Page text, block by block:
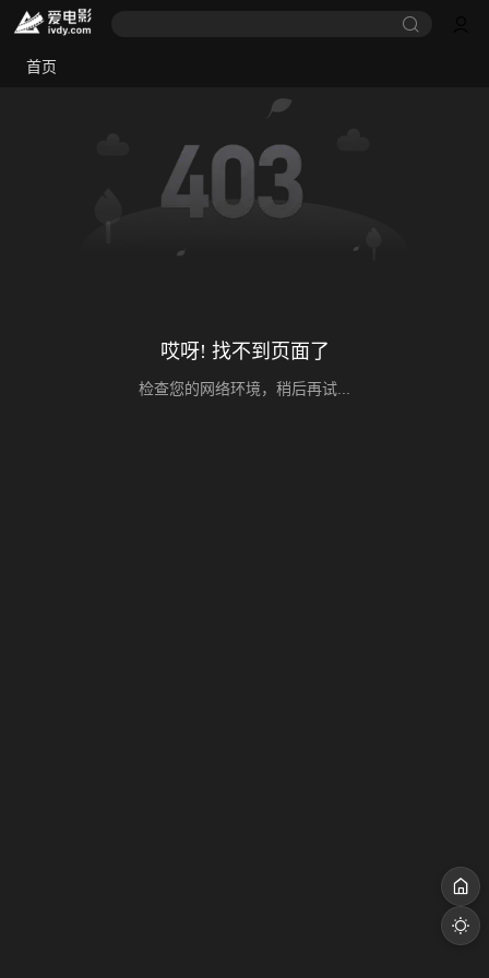
首页
哎呀! 找不到页面了
检查您的网络环境，稍后再试...